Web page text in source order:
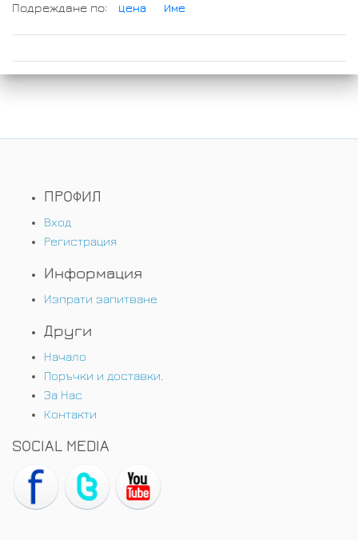
Подреждане по: Цена Име
ПРОФИЛ
Вход
Регистрация
Информация
Изпрати запитване
Други
Начало
Поръчки и доставки.
За Нас
Контакти
SOCIAL MEDIA